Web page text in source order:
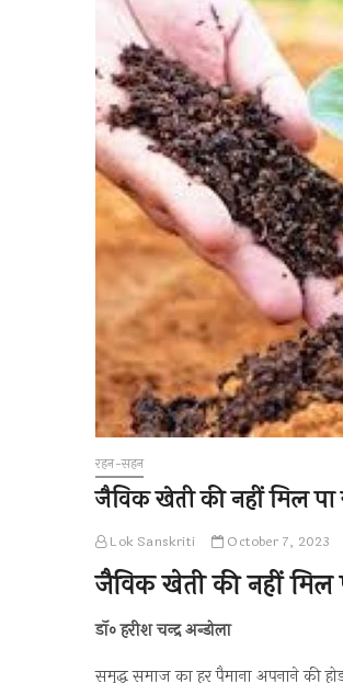
रहन-सहन
जैविक खेती की नहीं मिल पा
Lok Sanskriti October 7, 2023
जैविक खेती की नहीं मिल
डॉ० हरीश चन्द्र अन्डोला
समृद्ध समाज का हर पैमाना अपनाने की